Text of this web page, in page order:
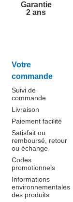
Garantie
2 ans
Votre
commande
Suivi de
commande
Livraison
Paiement facilité
Satisfait ou
remboursé, retour
ou échange
Codes
promotionnels
Informations
environnementales
des produits